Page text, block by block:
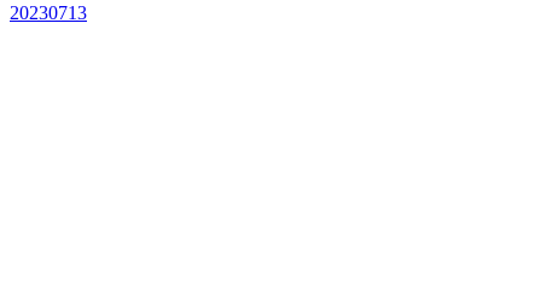
20230713